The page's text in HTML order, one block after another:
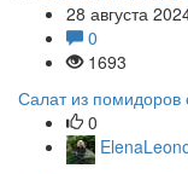
28 августа
0
1693
Салат из
0